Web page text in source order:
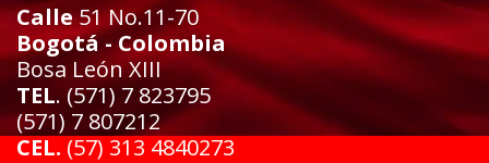
Calle51 No.11-70
Bogotá - Colombia
Bosa León XIII
TEL. (571) 7 823795
(571) 7 807212
CEL. (57) 313 4840273